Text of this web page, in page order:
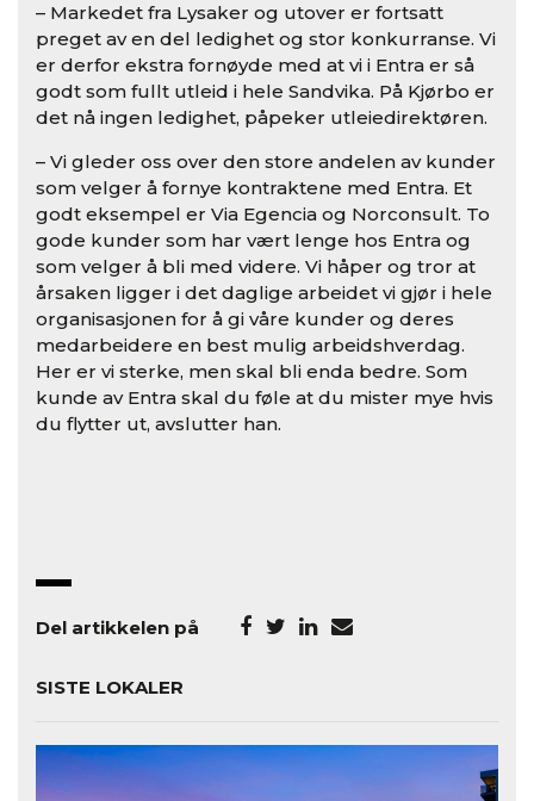
– Markedet fra Lysaker og utover er fortsatt
preget av en del ledighet og stor konkurranse. Vi
er derfor ekstra fornøyde med at vi i Entra er så
godt som full​t utleid i hele Sandvika. På Kjørbo er
det nå ingen ledighet, påpeker utleiedirektøren.
– Vi gleder oss over den store andelen av kunder
som velger å fornye kontraktene med Entra. Et
godt eksempel er Via Egencia og Norconsult. To
gode kunder som har vært lenge hos Entra og
som velger å bli med videre. Vi håper og tror at
årsaken ligger i det daglige arbeidet vi gjør i hele
organisasjonen for å gi våre kunder og deres
medarbeidere en best mulig arbeidshverdag.
Her er vi sterke, men skal bli enda bedre. Som
kunde av Entra skal du føle at du mister mye hvis
du flytter ut, avslutter han.
Del artikkelen på
SISTE LOKALER